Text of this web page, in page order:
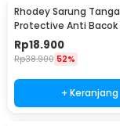
Rhodey Sarung
Protective Anti Bacok
Cut Resistant - FG1701
Rp18.900
Rp38.900 52%
+ Keranjang